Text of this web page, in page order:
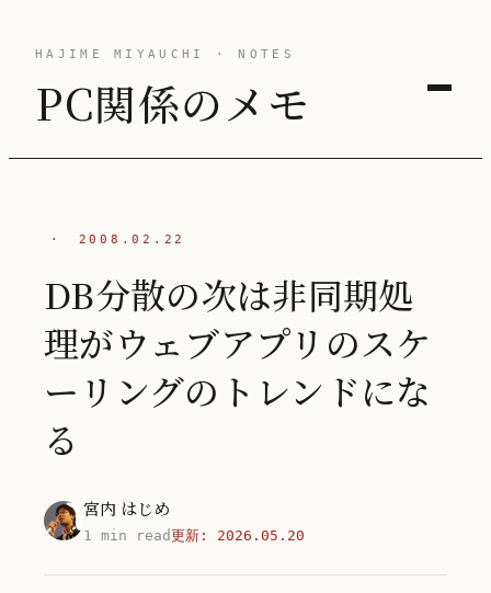
HAJIME MIYAUCHI · NOTES
PC関係のメモ
· 2008.02.22
DB分散の次は非同期処
理がウェブアプリのスケ
ーリングのトレンドにな
る
宮内 はじめ
1 min read更新: 2026.05.20